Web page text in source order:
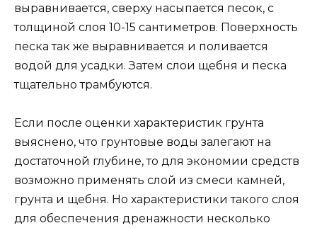
выравнивается, сверху насыпается песок, с
толщиной слоя 10-15 сантиметров. Поверхность
песка так же выравнивается и поливается
водой для усадки. Затем слои щебня и песка
тщательно трамбуются.
Если после оценки характеристик грунта
выяснено, что грунтовые воды залегают на
достаточной глубине, то для экономии средств
возможно применять слой из смеси камней,
грунта и щебня. Но характеристики такого слоя
для обеспечения дренажности несколько